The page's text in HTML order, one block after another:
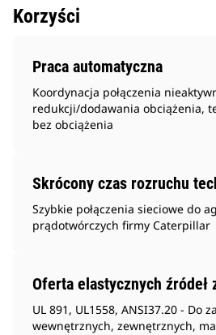
Korzyści
Praca automatyczna
Koordynacja połączenia
redukcji/dodawania obciążenia,
bez obciążenia
Skrócony czas rozruchu
Szybkie połączenia sieciowe do
prądotwórczych firmy Caterpillar
Oferta elastycznych źródeł
UL 891, UL1558, ANSI37.20 - Do
wewnętrznych, zewnętrznych,